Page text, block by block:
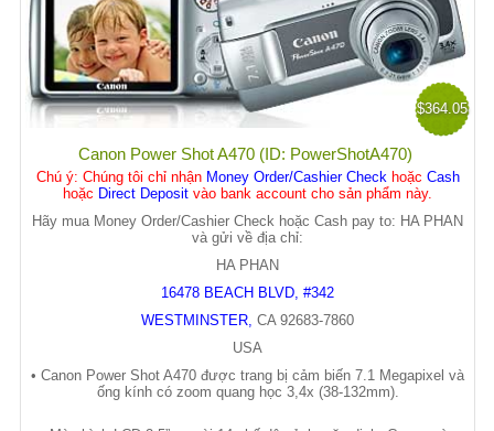
$364.05
Canon Power Shot A470 (ID: PowerShotA470)
Chú ý: Chúng tôi chỉ nhận Money Order/Cashier Checkhoặc Cash
hoặc Direct Deposit vào bank account cho sản phẩm này.
Hãy mua Money Order/Cashier Check hoặc Cash pay to: HA PHAN
và gửi về địa chỉ:
HA PHAN
16478 BEACH BLVD, #342
WESTMINSTER, CA 92683-7860
USA
• Canon Power Shot A470 được trang bị cảm biến 7.1 Megapixel và
ống kính có zoom quang học 3,4x (38-132mm).